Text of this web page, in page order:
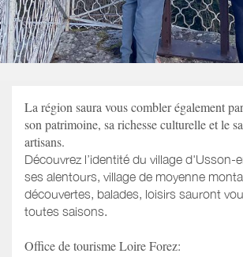
La région saura vous combler également
son patrimoine, sa richesse culturelle et le
artisans.
Découvrez l’identité du village d'Usson-
ses alentours, village de moyenne
découvertes, balades, loisirs sauront
toutes saisons.
Office de tourisme Loire Forez: